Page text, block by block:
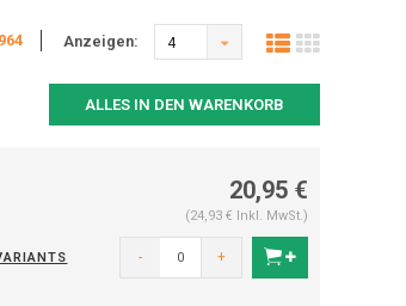
Anzeigen: 4
ALLES IN DEN WARENKORB
20,95 €
(24,93 € Inkl. MwSt.)
- +